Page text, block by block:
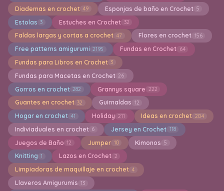
Diademas en crochet 49 Esponjas de baño en Crochet 5
Estolas 3 Estuches en Crochet 32
Faldas largas y cortas a crochet 47 Flores en crochet 156
Free patterns amigurumi 2195 Fundas en Crochet 64
Fundas para Libros en Crochet 3
Fundas para Macetas en Crochet 26
Gorros en crochet 282 Grannys square 222
Guantes en crochet 32 Guirnaldas 12
Hogar en crochet 41 Holiday 211 Ideas en crochet 204
Indiviaduales en crochet 6 Jersey en Crochet 118
Juegos de Baño 12 Jumper 10 Kimonos 5
Knitting 1 Lazos en Crochet 2
Limpiadoras de maquillaje en crochet 4
Llaveros Amigurumis 13